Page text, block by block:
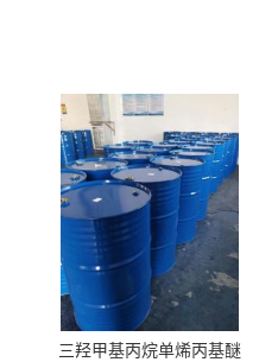
三羟甲基丙烷单烯丙基醚